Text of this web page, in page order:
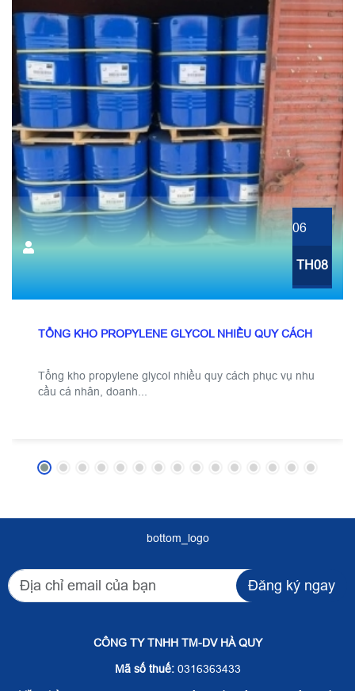
06
TH08
TỔNG KHO PROPYLENE GLYCOL NHIỀU QUY CÁCH
Tổng kho propylene glycol nhiều quy cách phục vụ nhu
cầu cá nhân, doanh...
bottom_logo
Đăng ký ngay
CÔNG TY TNHH TM-DV HÀ QUY
Mã số thuế:0316363433